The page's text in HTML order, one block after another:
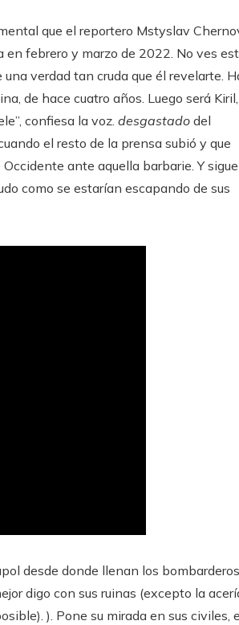
que el reportero Mstyslav
en febrero y marzo de 2022. No ves
verdad tan cruda que él revelarte.
de hace cuatro años. Luego será
confiesa la voz. desgastado del
el resto de la prensa subió y que
ante aquella barbarie. Y sigue
como se estarían escapando de sus
desde donde llenan los bombarderos
digo con sus ruinas (excepto la
). Pone su mirada en sus civiles,